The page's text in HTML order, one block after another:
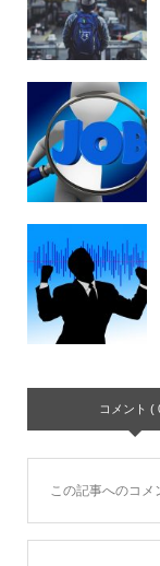
コメント (
この記事へのコメ